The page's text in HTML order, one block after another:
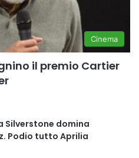
Cinema
il premio Cartier
Silverstone domina
Podio tutto Aprilia